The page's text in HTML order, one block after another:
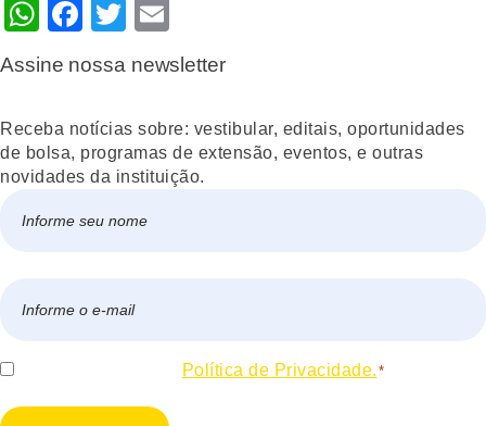
WhatsApp
Facebook
Twitter
Assine nossa newsletter
Receba notícias sobre: vestibular, editais, oportunidades
de bolsa, programas de extensão, eventos, e outras
novidades da instituição.
mail
Consentir Política de Privacidade. *